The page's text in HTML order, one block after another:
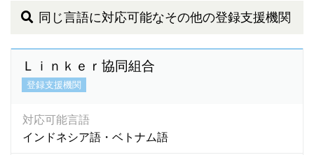
同じ言語に対応可能なその他の登録支援機関
Ｌｉｎｋｅｒ協同組合
登録支援機関
対応可能言語
インドネシア語・ベトナム語